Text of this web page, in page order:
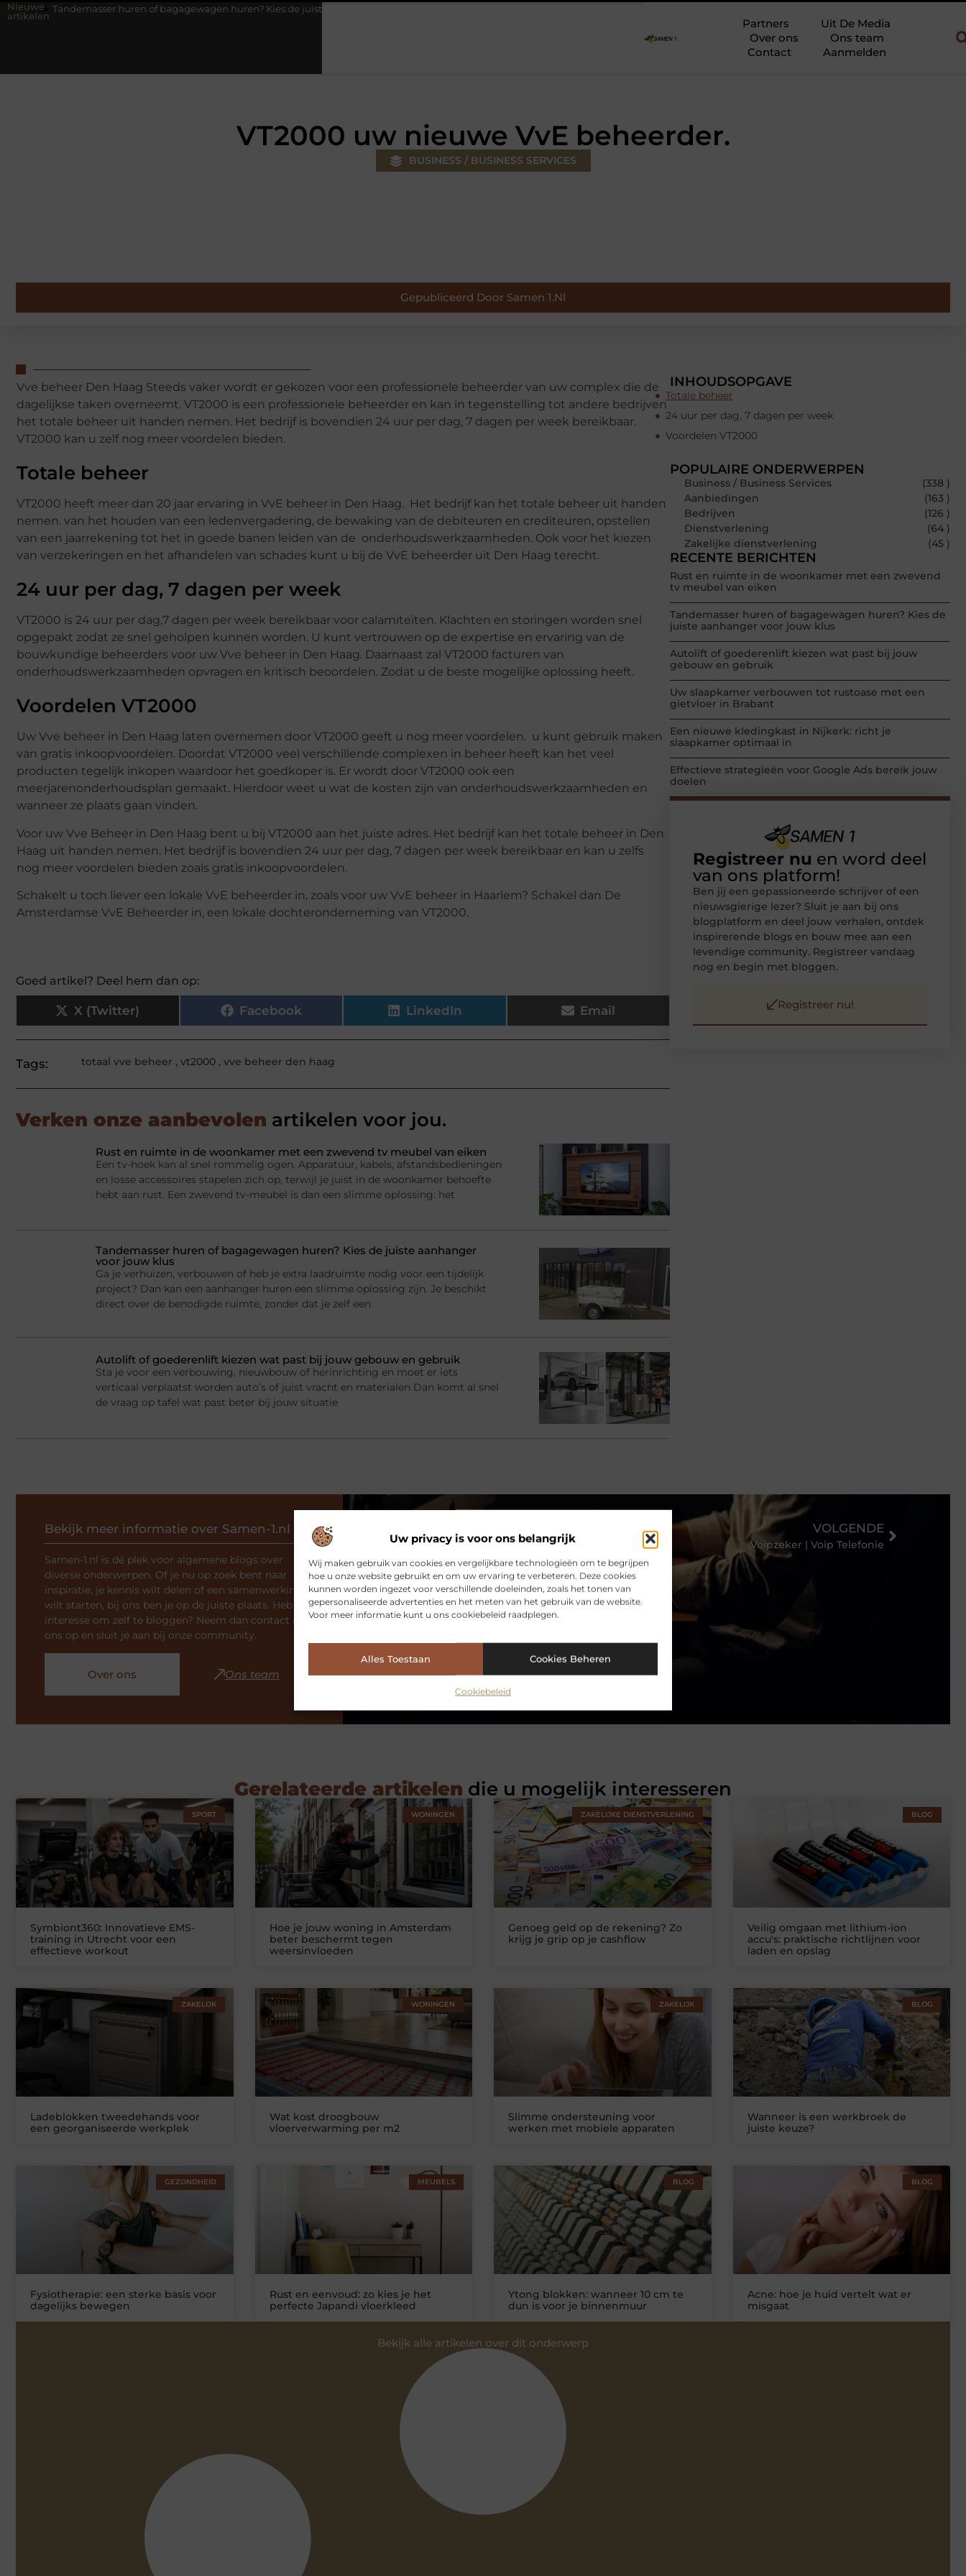
Uw privacy is voor ons belangrijk
Wij maken gebruik van cookies en vergelijkbare technologieën om te begrijpen
hoe u onze website gebruikt en om uw ervaring te verbeteren. Deze cookies
kunnen worden ingezet voor verschillende doeleinden, zoals het tonen van
gepersonaliseerde advertenties en het meten van het gebruik van de website.
Voor meer informatie kunt u ons cookiebeleid raadplegen.
Alles Toestaan Cookies Beheren
Cookiebeleid
Nieuwe
artikelen
huren of bagagewagen huren? Kies de juiste aanhanger voor jouw klus
Partners
Uit De Media
Over ons
Ons team
Contact
Aanmelden
VT2000 uw nieuwe VvE beheerder.
BUSINESS / BUSINESS SERVICES
Gepubliceerd Door Samen 1.nl
Vve beheer Den Haag Steeds vaker wordt er gekozen voor een professionele beheerder van uw complex die de
dagelijkse taken overneemt. VT2000 is een professionele beheerder en kan in tegenstelling tot andere bedrijven
het totale beheer uit handen nemen. Het bedrijf is bovendien 24 uur per dag, 7 dagen per week bereikbaar.
VT2000 kan u zelf nog meer voordelen bieden.
Totale beheer
VT2000 heeft meer dan 20 jaar ervaring in VvE beheer in Den Haag. Het bedrijf kan het totale beheer uit handen
nemen. van het houden van een ledenvergadering, de bewaking van de debiteuren en crediteuren, opstellen
van een jaarrekening tot het in goede banen leiden van de onderhoudswerkzaamheden. Ook voor het kiezen
van verzekeringen en het afhandelen van schades kunt u bij de VvE beheerder uit Den Haag terecht.
24 uur per dag, 7 dagen per week
VT2000 is 24 uur per dag,7 dagen per week bereikbaar voor calamiteiten. Klachten en storingen worden snel
opgepakt zodat ze snel geholpen kunnen worden. U kunt vertrouwen op de expertise en ervaring van de
bouwkundige beheerders voor uw Vve beheer in Den Haag. Daarnaast zal VT2000 facturen van
onderhoudswerkzaamheden opvragen en kritisch beoordelen. Zodat u de beste mogelijke oplossing heeft.
Voordelen VT2000
Uw Vve beheer in Den Haag laten overnemen door VT2000 geeft u nog meer voordelen. u kunt gebruik maken
van gratis inkoopvoordelen. Doordat VT2000 veel verschillende complexen in beheer heeft kan het veel
producten tegelijk inkopen waardoor het goedkoper is. Er wordt door VT2000 ook een
meerjarenonderhoudsplan gemaakt. Hierdoor weet u wat de kosten zijn van onderhoudswerkzaamheden en
wanneer ze plaats gaan vinden.
Voor uw Vve Beheer in Den Haag bent u bij VT2000 aan het juiste adres. Het bedrijf kan het totale beheer in Den
Haag uit handen nemen. Het bedrijf is bovendien 24 uur per dag, 7 dagen per week bereikbaar en kan u zelfs
nog meer voordelen bieden zoals gratis inkoopvoordelen.
Schakelt u toch liever een lokale VvE beheerder in, zoals voor uw VvE beheer in Haarlem? Schakel dan De
Amsterdamse VvE Beheerder in, een lokale dochteronderneming van VT2000.
Goed artikel? Deel hem dan op:
X (Twitter) Facebook LinkedIn Email
Tags: totaal vve beheer , vt2000 , vve beheer den haag
Verken onze aanbevolen artikelen voor jou.
Rust en ruimte in de woonkamer met een zwevend tv meubel van eiken
Een tv-hoek kan al snel rommelig ogen. Apparatuur, kabels, afstandsbedieningen
en losse accessoires stapelen zich op, terwijl je juist in de woonkamer behoefte
hebt aan rust. Een zwevend tv-meubel is dan een slimme oplossing: het
Tandemasser huren of bagagewagen huren? Kies de juiste aanhanger
voor jouw klus
Ga je verhuizen, verbouwen of heb je extra laadruimte nodig voor een tijdelijk
project? Dan kan een aanhanger huren een slimme oplossing zijn. Je beschikt
direct over de benodigde ruimte, zonder dat je zelf een
Autolift of goederenlift kiezen wat past bij jouw gebouw en gebruik
Sta je voor een verbouwing, nieuwbouw of herinrichting en moet er iets
verticaal verplaatst worden auto’s of juist vracht en materialen Dan komt al snel
de vraag op tafel wat past beter bij jouw situatie
INHOUDSOPGAVE
Totale beheer
24 uur per dag, 7 dagen per week
Voordelen VT2000
POPULAIRE ONDERWERPEN
Business / Business Services
(338 )
Aanbiedingen
(163 )
Bedrijven
(126 )
Dienstverlening
(64 )
Zakelijke dienstverlening
(45 )
RECENTE BERICHTEN
Rust en ruimte in de woonkamer met een zwevend
tv meubel van eiken
Tandemasser huren of bagagewagen huren? Kies de
juiste aanhanger voor jouw klus
Autolift of goederenlift kiezen wat past bij jouw
gebouw en gebruik
Uw slaapkamer verbouwen tot rustoase met een
gietvloer in Brabant
Een nieuwe kledingkast in Nijkerk: richt je
slaapkamer optimaal in
Effectieve strategieën voor Google Ads bereik jouw
doelen
Registreer nu en word deel
van ons platform!
Ben jij een gepassioneerde schrijver of een
nieuwsgierige lezer? Sluit je aan bij ons
blogplatform en deel jouw verhalen, ontdek
inspirerende blogs en bouw mee aan een
levendige community. Registreer vandaag
nog en begin met bloggen.
Registreer nu!
Bekijk meer informatie over Samen-1.nl
Samen-1.nl is dé plek voor algemene blogs over
diverse onderwerpen. Of je nu op zoek bent naar
inspiratie, je kennis wilt delen of een samenwerking
wilt starten, bij ons ben je op de juiste plaats. Heb je
interesse om zelf te bloggen? Neem dan contact met
ons op en sluit je aan bij onze community.
Over ons Ons team
Zoekmachine optimalisatie | Seo optimalisatie specialist
VOLGENDE
Voipzeker | Voip Telefonie
Gerelateerde artikelen die u mogelijk interesseren
SPORT
Symbiont360: Innovatieve EMS-
training in Utrecht voor een
effectieve workout
WONINGEN
Hoe je jouw woning in Amsterdam
beter beschermt tegen
weersinvloeden
ZAKELIJKE DIENSTVERLENING
Genoeg geld op de rekening? Zo
krijg je grip op je cashflow
BLOG
Veilig omgaan met lithium-ion
accu's: praktische richtlijnen voor
laden en opslag
ZAKELIJK
Ladeblokken tweedehands voor
een georganiseerde werkplek
WONINGEN
Wat kost droogbouw
vloerverwarming per m2
ZAKELIJK
Slimme ondersteuning voor
werken met mobiele apparaten
BLOG
Wanneer is een werkbroek de
juiste keuze?
GEZONDHEID
Fysiotherapie: een sterke basis voor
dagelijks bewegen
MEUBELS
Rust en eenvoud: zo kies je het
perfecte Japandi vloerkleed
BLOG
Ytong blokken: wanneer 10 cm te
dun is voor je binnenmuur
BLOG
Acne: hoe je huid vertelt wat er
misgaat
Bekijk alle artikelen over dit onderwerp